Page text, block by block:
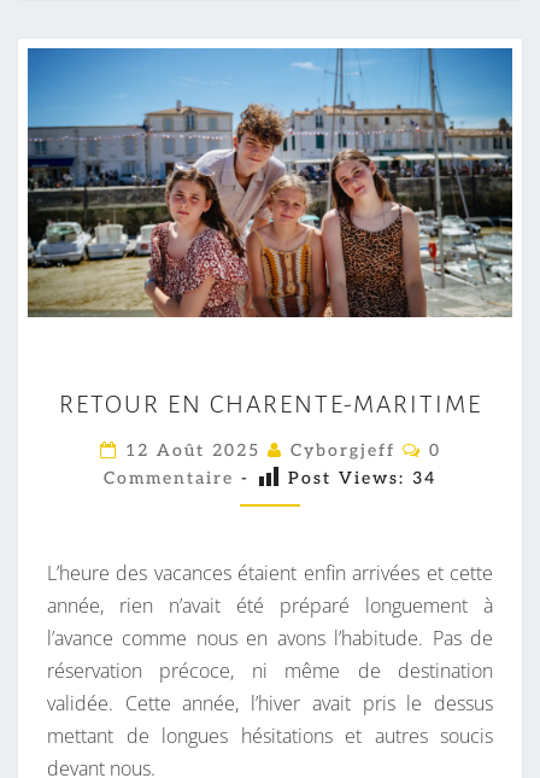
E
T
O
U
E
N
C
H
A
R
RETOUR EN CHARENTE-MARITIME
12 Août 2025 Cyborgjeff
C
M
A
I
R
E
0
Commentaire - Post Views: 34
L’heure des vacances étaient enfin arrivées et cette
année, rien n’avait été préparé longuement à
l’avance comme nous en avons l’habitude. Pas de
réservation précoce, ni même de destination
validée. Cette année, l’hiver avait pris le dessus
mettant de longues hésitations et autres soucis
devant nous.